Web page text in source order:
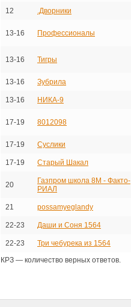
12 .Дворники
13-16 Профессионалы
13-16 Тигры
13-16 Зубрила
13-16 НИКА-9
17-19 8012098
17-19 Суслики
17-19 Старый Шакал
20
Газпром школа 8М - Факто-
РИАЛ
21 possamyeglandy
22-23 Даши и Соня 1564
22-23 Три чебурека из 1564
КРЗ — количество верных ответов.